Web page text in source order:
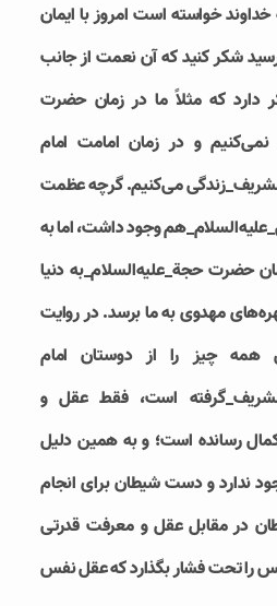
خواسته است امروز با ایمان
شکر کنید که آن نعمت از جانب
که مثلاً ما در زمان حضرت
نمی‌کنیم و در زمان امامت امام
می‌کنیم. گرچه عظمت
وجود داشت، اما به
حضرت حجة_علیه‌السلام_به دنیا
مهدوی به ما برسد. در روایت
همه چیز را از دوستان امام
است، فقط عقل و
رسانده است؛ و به همین دلیل
ندارد و دست شیطان برای انجام
در مقابل عقل و معرفت قدرتی
را تحت فشار بگذارد که عقل نفس